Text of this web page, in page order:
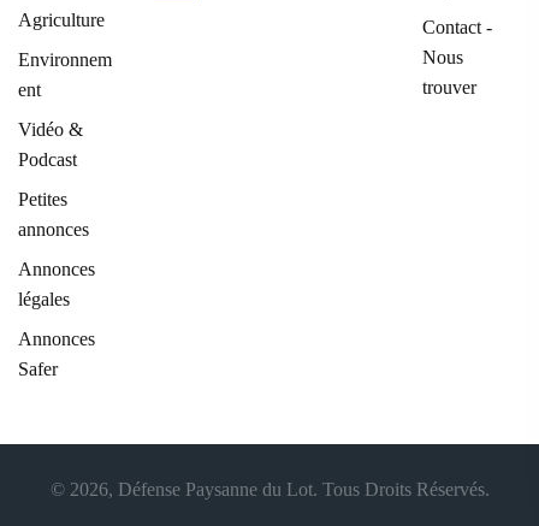
Agriculture
Environnem
ent
Vidéo &
Podcast
Petites
annonces
Annonces
légales
Annonces
Safer
Contact -
Nous
trouver
© 2026, Défense Paysanne du Lot. Tous Droits Réservés.